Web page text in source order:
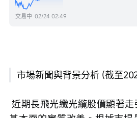
交易中 02/24 02:49
市場新聞與背景分析 (截至
近期長飛光纖光纜股價顯著走強，主要受惠於行業